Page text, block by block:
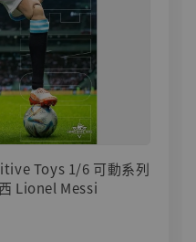
Toys 1/6 可動系列
Lionel Messi